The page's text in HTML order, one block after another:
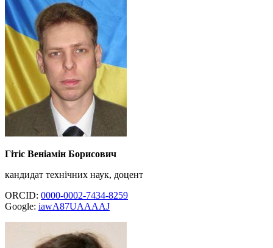
Гітіс Веніамін Борисович
кандидат технічних наук, доцент
ORCID: 0000-0002-7434-8259
Google: iawA87UAAAAJ